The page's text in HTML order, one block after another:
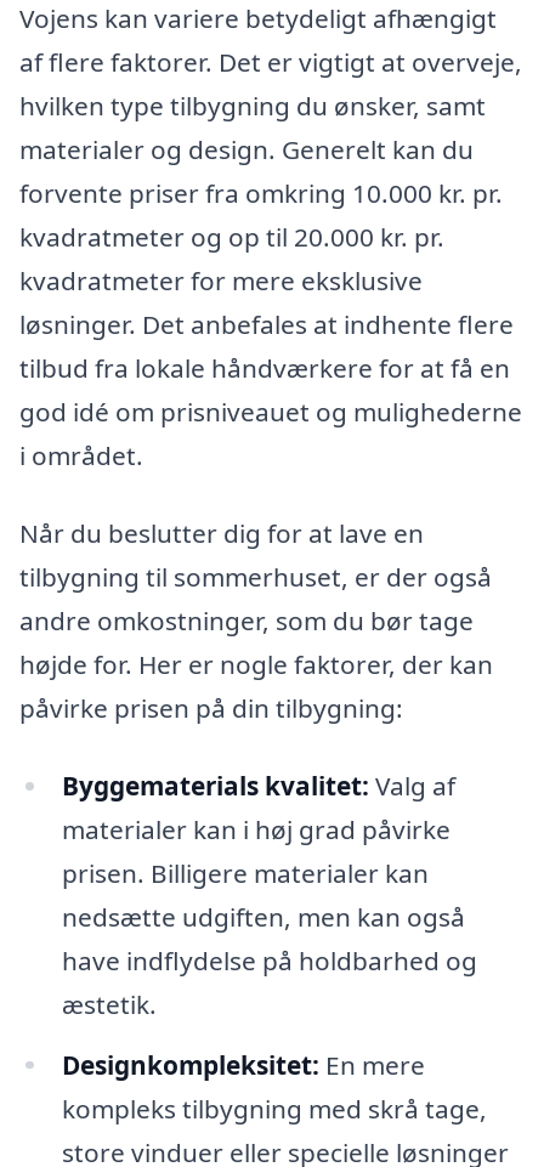
Vojens kan variere betydeligt afhængigt
af flere faktorer. Det er vigtigt at overveje,
hvilken type tilbygning du ønsker, samt
materialer og design. Generelt kan du
forvente priser fra omkring 10.000 kr. pr.
kvadratmeter og op til 20.000 kr. pr.
kvadratmeter for mere eksklusive
løsninger. Det anbefales at indhente flere
tilbud fra lokale håndværkere for at få en
god idé om prisniveauet og mulighederne
i området.
Når du beslutter dig for at lave en
tilbygning til sommerhuset, er der også
andre omkostninger, som du bør tage
højde for. Her er nogle faktorer, der kan
påvirke prisen på din tilbygning:
Byggematerials kvalitet: Valg af
materialer kan i høj grad påvirke
prisen. Billigere materialer kan
nedsætte udgiften, men kan også
have indflydelse på holdbarhed og
æstetik.
Designkompleksitet: En mere
kompleks tilbygning med skrå tage,
store vinduer eller specielle løsninger